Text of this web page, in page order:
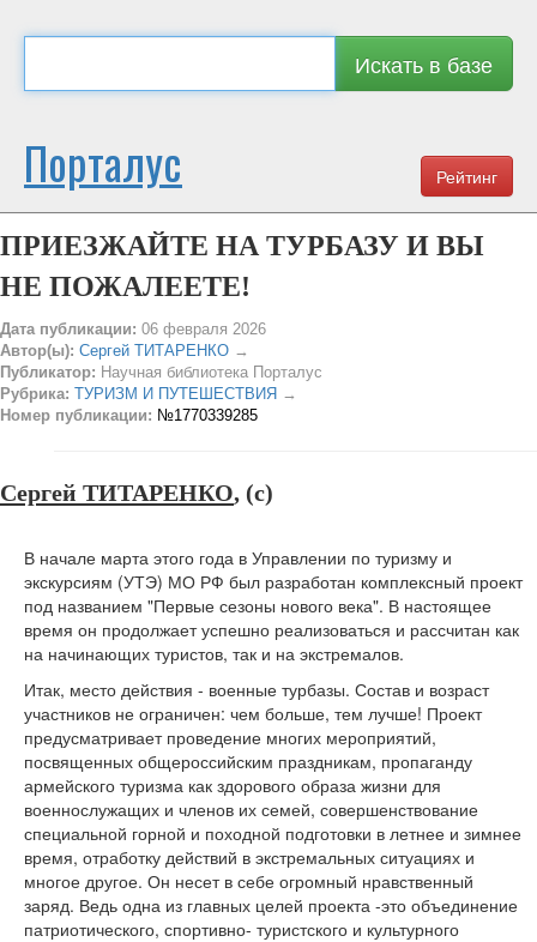
Искать в базе
Рейтинг
Порталус
ПРИЕЗЖАЙТЕ НА ТУРБАЗУ И ВЫ
НЕ ПОЖАЛЕЕТЕ!
Дата публикации: 06 февраля 2026
Автор(ы): Сергей ТИТАРЕНКО →
Публикатор: Научная библиотека Порталус
Рубрика: ТУРИЗМ И ПУТЕШЕСТВИЯ →
Номер публикации: №1770339285
Сергей ТИТАРЕНКО, (c)
В начале марта этого года в Управлении по туризму и
экскурсиям (УТЭ) МО РФ был разработан комплексный проект
под названием "Первые сезоны нового века". В настоящее
время он продолжает успешно реализоваться и рассчитан как
на начинающих туристов, так и на экстремалов.
Итак, место действия - военные турбазы. Состав и возраст
участников не ограничен: чем больше, тем лучше! Проект
предусматривает проведение многих мероприятий,
посвященных общероссийским праздникам, пропаганду
армейского туризма как здорового образа жизни для
военнослужащих и членов их семей, совершенствование
специальной горной и походной подготовки в летнее и зимнее
время, отработку действий в экстремальных ситуациях и
многое другое. Он несет в себе огромный нравственный
заряд. Ведь одна из главных целей проекта -это объединение
патриотического, спортивно- туристского и культурного